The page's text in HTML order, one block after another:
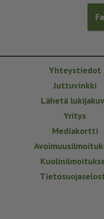
Yhteystiedot
Juttuvinkki
Lähetä
Yritys
Mediakortti